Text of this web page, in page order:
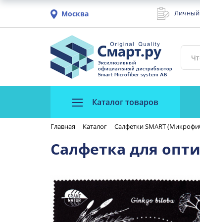
Москва Личный
Каталог товаров
Главная Каталог Салфетки SMART
Салфетка для